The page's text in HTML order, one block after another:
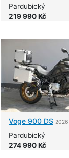
Pardubický
219 990 Kč
Voge 900 DS 2026
Pardubický
274 990 Kč